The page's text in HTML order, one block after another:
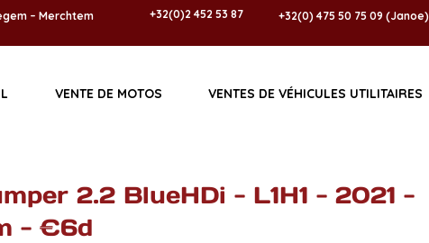
VENTE DE MOTOS VENTES DE VÉHICULES UTILITAIRES
– Merchtem +32(0)2 452 53 87 +32(0) 475 50 75 09 (Janoe)
2.2 BlueHDi - L1H1 - 2021 -
- €6d